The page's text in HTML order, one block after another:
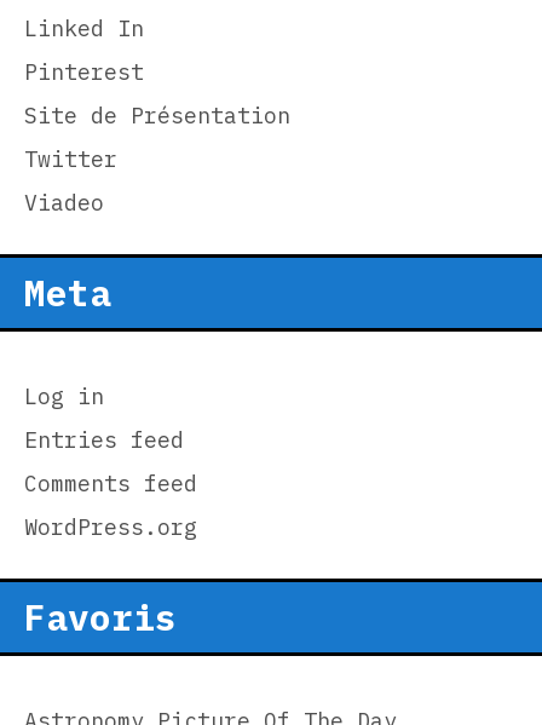
Linked In
Pinterest
Site de Présentation
Twitter
Viadeo
Meta
Log in
Entries feed
Comments feed
WordPress.org
Favoris